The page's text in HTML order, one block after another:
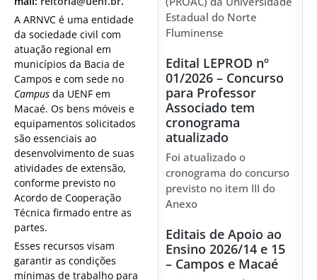
A ARNVC é uma entidade
da sociedade civil com
atuação regional em
municípios da Bacia de
Campos e com sede no
Campus da UENF em
Macaé. Os bens móveis e
equipamentos solicitados
são essenciais ao
desenvolvimento de suas
atividades de extensão,
conforme previsto no
Acordo de Cooperação
Técnica firmado entre as
partes.
Esses recursos visam
garantir as condições
mínimas de trabalho para
Estadual do Norte
Fluminense
Edital LEPROD nº
01/2026 – Concurso
para Professor
Associado tem
cronograma
atualizado
Foi atualizado o
cronograma do concurso
previsto no item III do
Anexo
Editais de Apoio ao
Ensino 2026/14 e 15
– Campos e Macaé